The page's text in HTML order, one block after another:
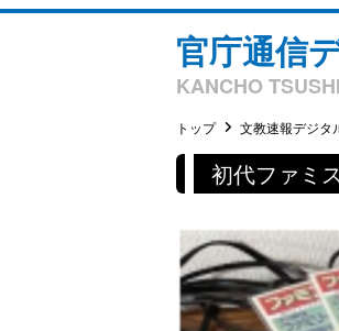
官庁通信
KANCHO
トップ 文教速報デジタ
初代ファミ